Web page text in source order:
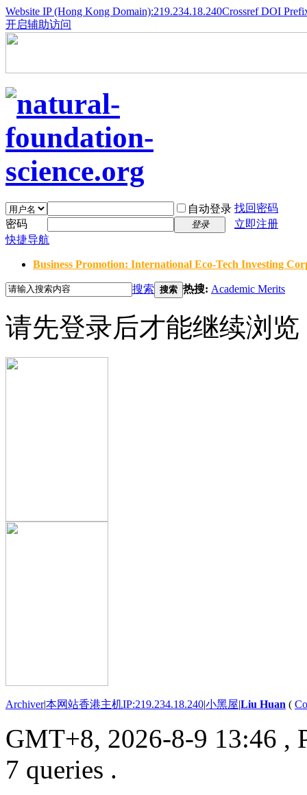
Website IP (Hong Kong Domain):219.234.18.240Crossref DOI
开启辅助访问
自动登录 找回密码
密码
登录
立即注册
快捷导航
Business Promotion: International Eco-Tech Investing
搜索 搜索 热搜: Academic Merits
请先登录后才能继续浏览
Archiver|本网站香港主机IP:219.234.18.240|小黑屋|Liu Huan (
GMT+8, 2026-8-9 13:46 ,
7 queries .